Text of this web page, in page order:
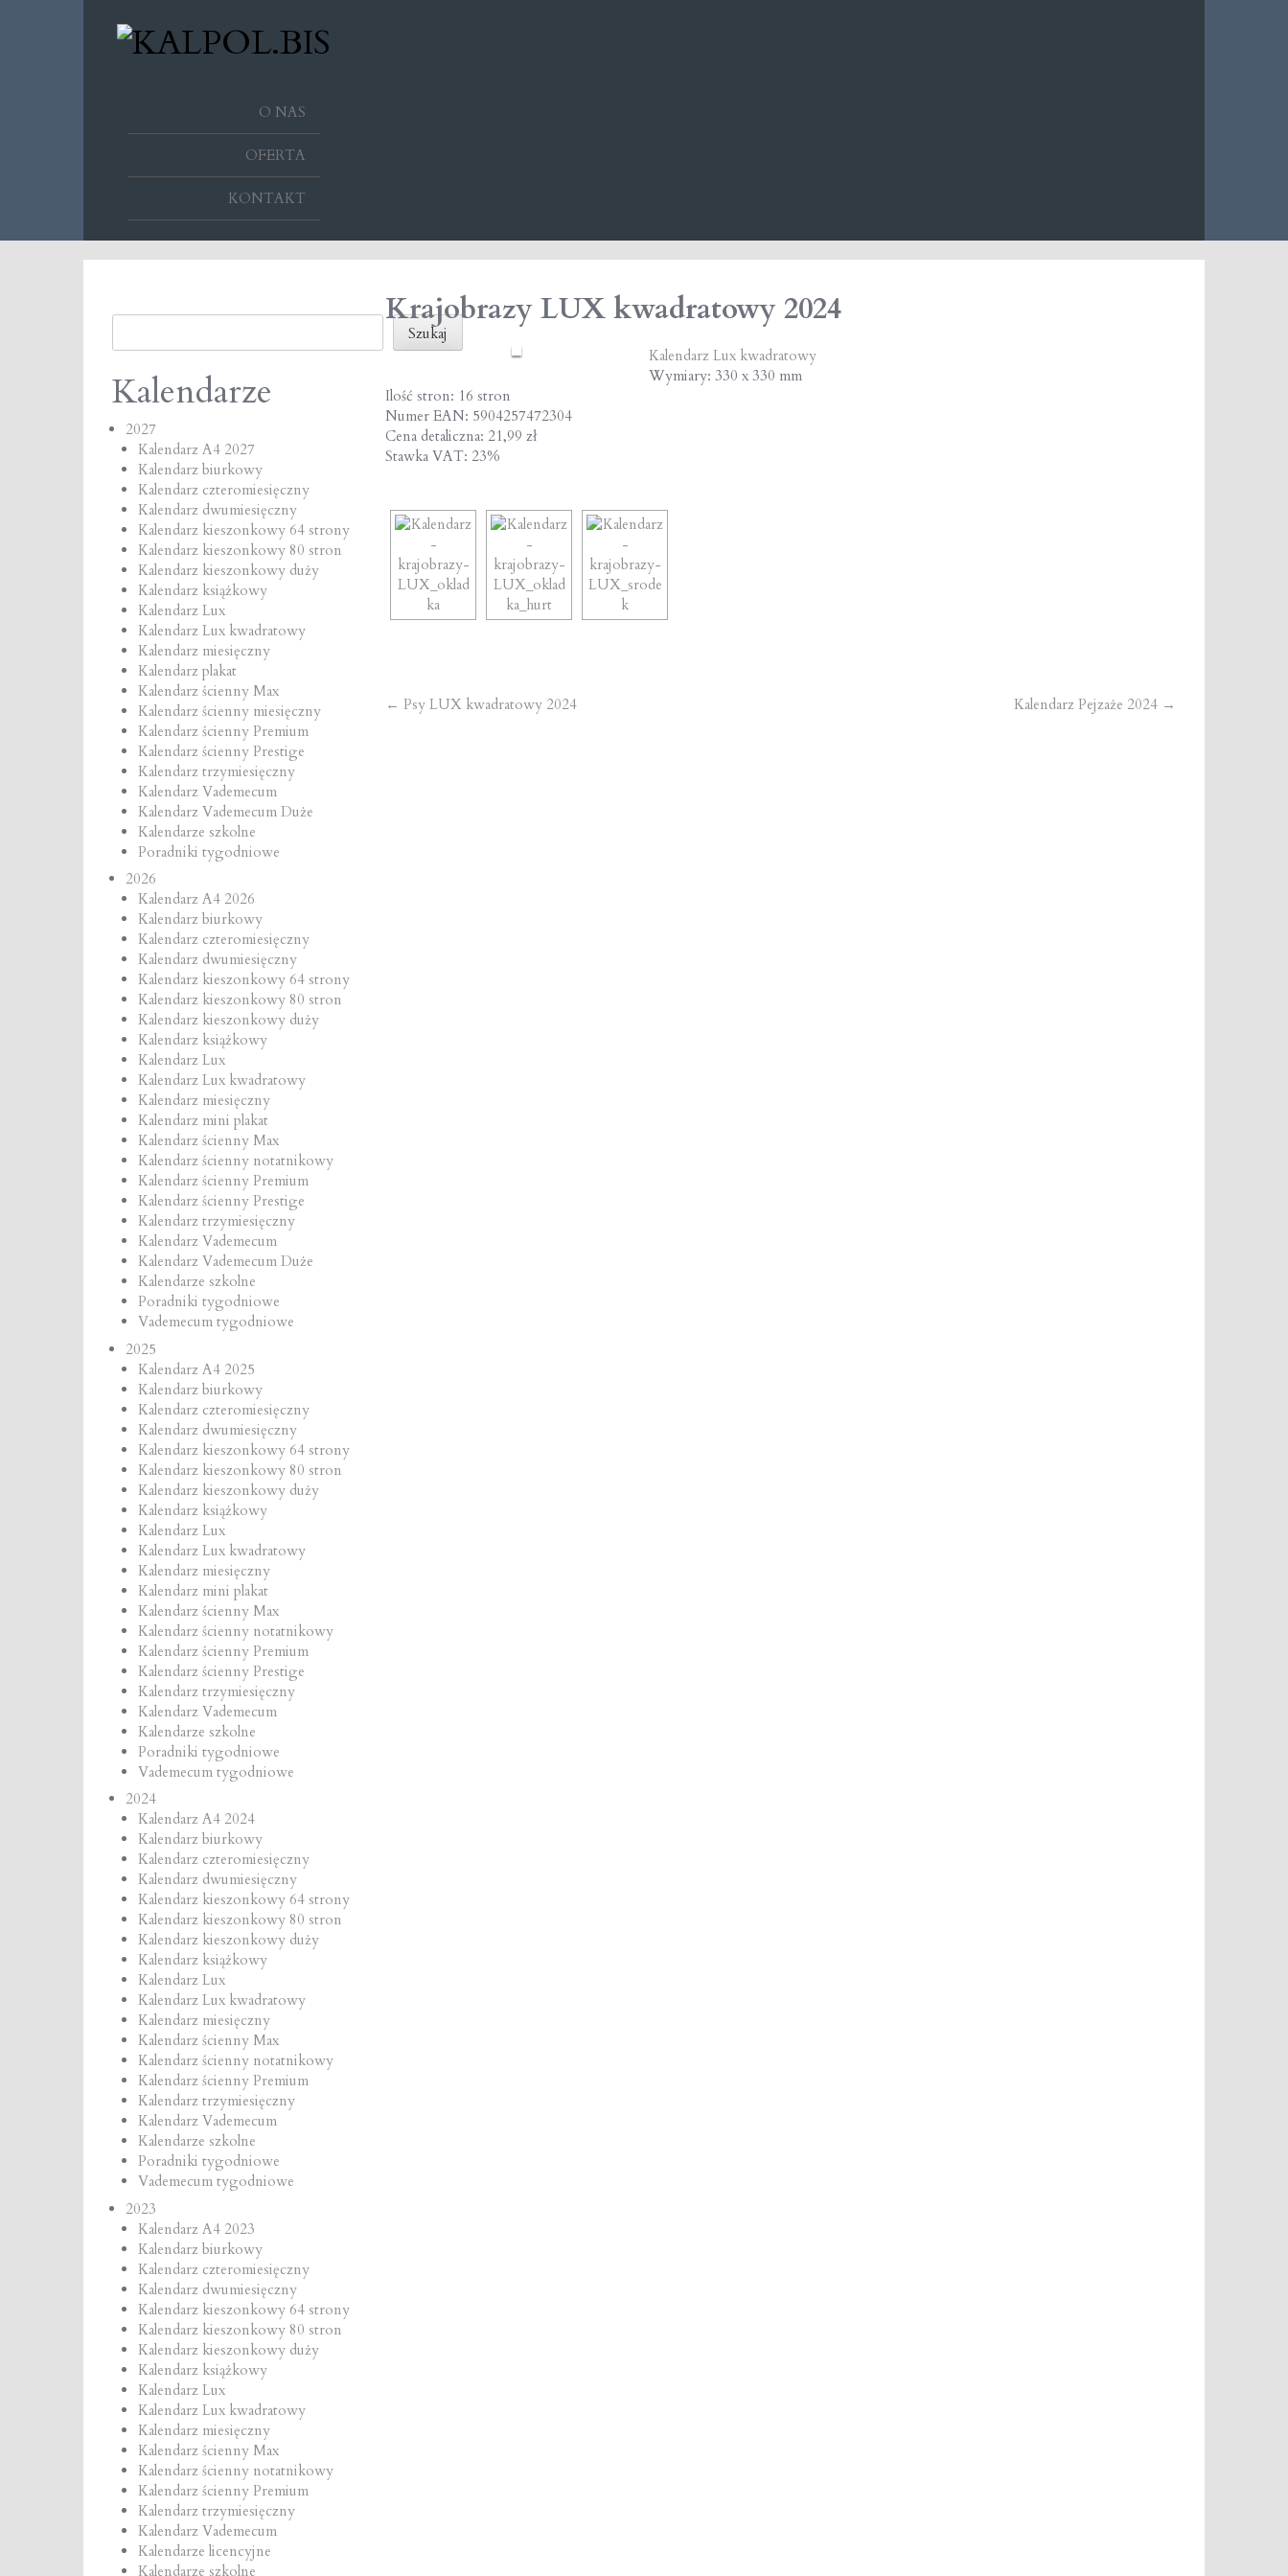
O NAS
OFERTA
KONTAKT
Szukaj
Kalendarze
2027
Kalendarz A4 2027
Kalendarz biurkowy
Kalendarz czteromiesięczny
Kalendarz dwumiesięczny
Kalendarz kieszonkowy 64 strony
Kalendarz kieszonkowy 80 stron
Kalendarz kieszonkowy duży
Kalendarz książkowy
Kalendarz Lux
Kalendarz Lux kwadratowy
Kalendarz miesięczny
Kalendarz plakat
Kalendarz ścienny Max
Kalendarz ścienny miesięczny
Kalendarz ścienny Premium
Kalendarz ścienny Prestige
Kalendarz trzymiesięczny
Kalendarz Vademecum
Kalendarz Vademecum Duże
Kalendarze szkolne
Poradniki tygodniowe
2026
Kalendarz A4 2026
Kalendarz biurkowy
Kalendarz czteromiesięczny
Kalendarz dwumiesięczny
Kalendarz kieszonkowy 64 strony
Kalendarz kieszonkowy 80 stron
Kalendarz kieszonkowy duży
Kalendarz książkowy
Kalendarz Lux
Kalendarz Lux kwadratowy
Kalendarz miesięczny
Kalendarz mini plakat
Kalendarz ścienny Max
Kalendarz ścienny notatnikowy
Kalendarz ścienny Premium
Kalendarz ścienny Prestige
Kalendarz trzymiesięczny
Kalendarz Vademecum
Kalendarz Vademecum Duże
Kalendarze szkolne
Poradniki tygodniowe
Vademecum tygodniowe
2025
Kalendarz A4 2025
Kalendarz biurkowy
Kalendarz czteromiesięczny
Kalendarz dwumiesięczny
Kalendarz kieszonkowy 64 strony
Kalendarz kieszonkowy 80 stron
Kalendarz kieszonkowy duży
Kalendarz książkowy
Kalendarz Lux
Kalendarz Lux kwadratowy
Kalendarz miesięczny
Kalendarz mini plakat
Kalendarz ścienny Max
Kalendarz ścienny notatnikowy
Kalendarz ścienny Premium
Kalendarz ścienny Prestige
Kalendarz trzymiesięczny
Kalendarz Vademecum
Kalendarze szkolne
Poradniki tygodniowe
Vademecum tygodniowe
2024
Kalendarz A4 2024
Kalendarz biurkowy
Kalendarz czteromiesięczny
Kalendarz dwumiesięczny
Kalendarz kieszonkowy 64 strony
Kalendarz kieszonkowy 80 stron
Kalendarz kieszonkowy duży
Kalendarz książkowy
Kalendarz Lux
Kalendarz Lux kwadratowy
Kalendarz miesięczny
Kalendarz ścienny Max
Kalendarz ścienny notatnikowy
Kalendarz ścienny Premium
Kalendarz trzymiesięczny
Kalendarz Vademecum
Kalendarze szkolne
Poradniki tygodniowe
Vademecum tygodniowe
2023
Kalendarz A4 2023
Kalendarz biurkowy
Kalendarz czteromiesięczny
Kalendarz dwumiesięczny
Kalendarz kieszonkowy 64 strony
Kalendarz kieszonkowy 80 stron
Kalendarz kieszonkowy duży
Kalendarz książkowy
Kalendarz Lux
Kalendarz Lux kwadratowy
Kalendarz miesięczny
Kalendarz ścienny Max
Kalendarz ścienny notatnikowy
Kalendarz ścienny Premium
Kalendarz trzymiesięczny
Kalendarz Vademecum
Kalendarze licencyjne
Kalendarze szkolne
Krajobrazy LUX kwadratowy 2024
Kalendarz Lux kwadratowy
Wymiary: 330 x 330 mm
Ilość stron: 16 stron
Numer EAN: 5904257472304
Cena detaliczna: 21,99 zł
Stawka VAT: 23%
Post
← Psy LUX kwadratowy 2024 Kalendarz Pejzaże 2024 →